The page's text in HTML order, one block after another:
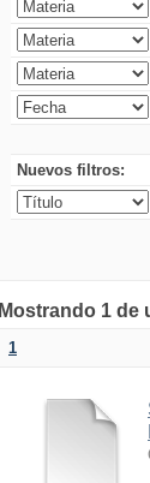
Nuevos filtros:
Mostrando 1 de
1